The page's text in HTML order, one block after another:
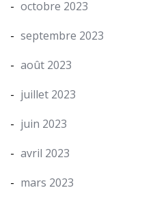
octobre 2023
septembre 2023
août 2023
juillet 2023
juin 2023
avril 2023
mars 2023